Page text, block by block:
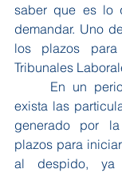
saber que es lo
demandar. Uno
los plazos
Tribunales
exista las
generado por
plazos para
al despido,